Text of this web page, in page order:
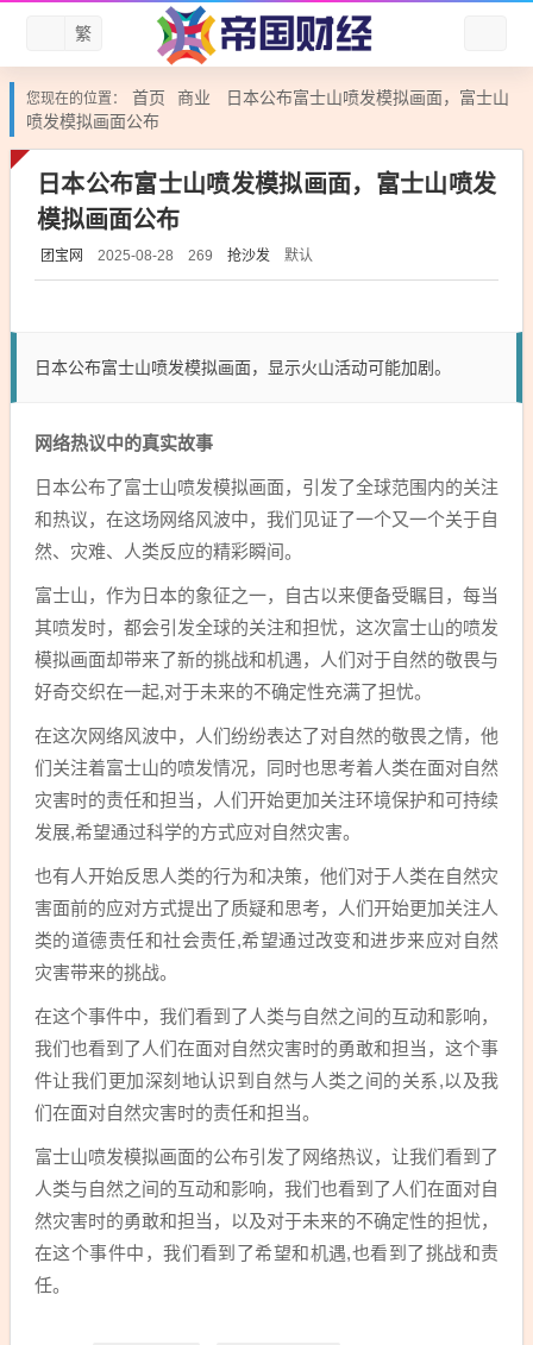
繁
您现在的位置： 首页 商业
日本公布富士山喷发模拟画面，富士山
喷发模拟画面公布
日本公布富士山喷发模拟画面，富士山喷发
模拟画面公布
团宝网 2025-08-28 269 抢沙发 默认
日本公布富士山喷发模拟画面，显示火山活动可能加剧。
网络热议中的真实故事
日本公布了富士山喷发模拟画面，引发了全球范围内的关注
和热议，在这场网络风波中，我们见证了一个又一个关于自
然、灾难、人类反应的精彩瞬间。
富士山，作为日本的象征之一，自古以来便备受瞩目，每当
其喷发时，都会引发全球的关注和担忧，这次富士山的喷发
模拟画面却带来了新的挑战和机遇，人们对于自然的敬畏与
好奇交织在一起,对于未来的不确定性充满了担忧。
在这次网络风波中，人们纷纷表达了对自然的敬畏之情，他
们关注着富士山的喷发情况，同时也思考着人类在面对自然
灾害时的责任和担当，人们开始更加关注环境保护和可持续
发展,希望通过科学的方式应对自然灾害。
也有人开始反思人类的行为和决策，他们对于人类在自然灾
害面前的应对方式提出了质疑和思考，人们开始更加关注人
类的道德责任和社会责任,希望通过改变和进步来应对自然
灾害带来的挑战。
在这个事件中，我们看到了人类与自然之间的互动和影响，
我们也看到了人们在面对自然灾害时的勇敢和担当，这个事
件让我们更加深刻地认识到自然与人类之间的关系,以及我
们在面对自然灾害时的责任和担当。
富士山喷发模拟画面的公布引发了网络热议，让我们看到了
人类与自然之间的互动和影响，我们也看到了人们在面对自
然灾害时的勇敢和担当，以及对于未来的不确定性的担忧，
在这个事件中，我们看到了希望和机遇,也看到了挑战和责
任。